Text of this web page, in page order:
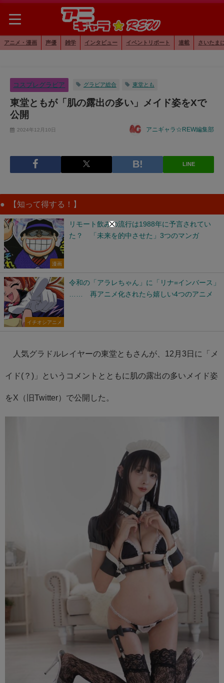
アニメ・漫画 声優 雑学 インタビュー イベントリポート 連載 さいたま
コスプレグラビア グラビア総合 東堂とも
東堂ともが「肌の露出の多い」メイド姿をXで
公開
2024年12月10日 アニギャラ☆REW編集部
LINE
【知って得する！】
漫画
リモート飲みの流行は1988年に予言されてい
た？ 「未来を的中させた」3つのマンガ
イチオシアニメ
令和の「アラレちゃん」に「リナ=インバース」
…… 再アニメ化されたら嬉しい4つのアニメ
人気グラドルレイヤーの東堂ともさんが、12月3日に「メ
イド(？)」というコメントとともに肌の露出の多いメイド姿
をX（旧Twitter）で公開した。